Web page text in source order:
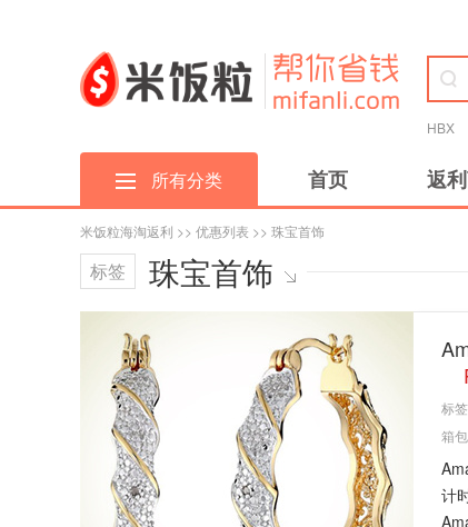
HBX
所有分类 首页 返
米饭粒海淘返利 >> 优惠列表 >> 珠宝首饰
标签 珠宝首饰
标签
箱包
计